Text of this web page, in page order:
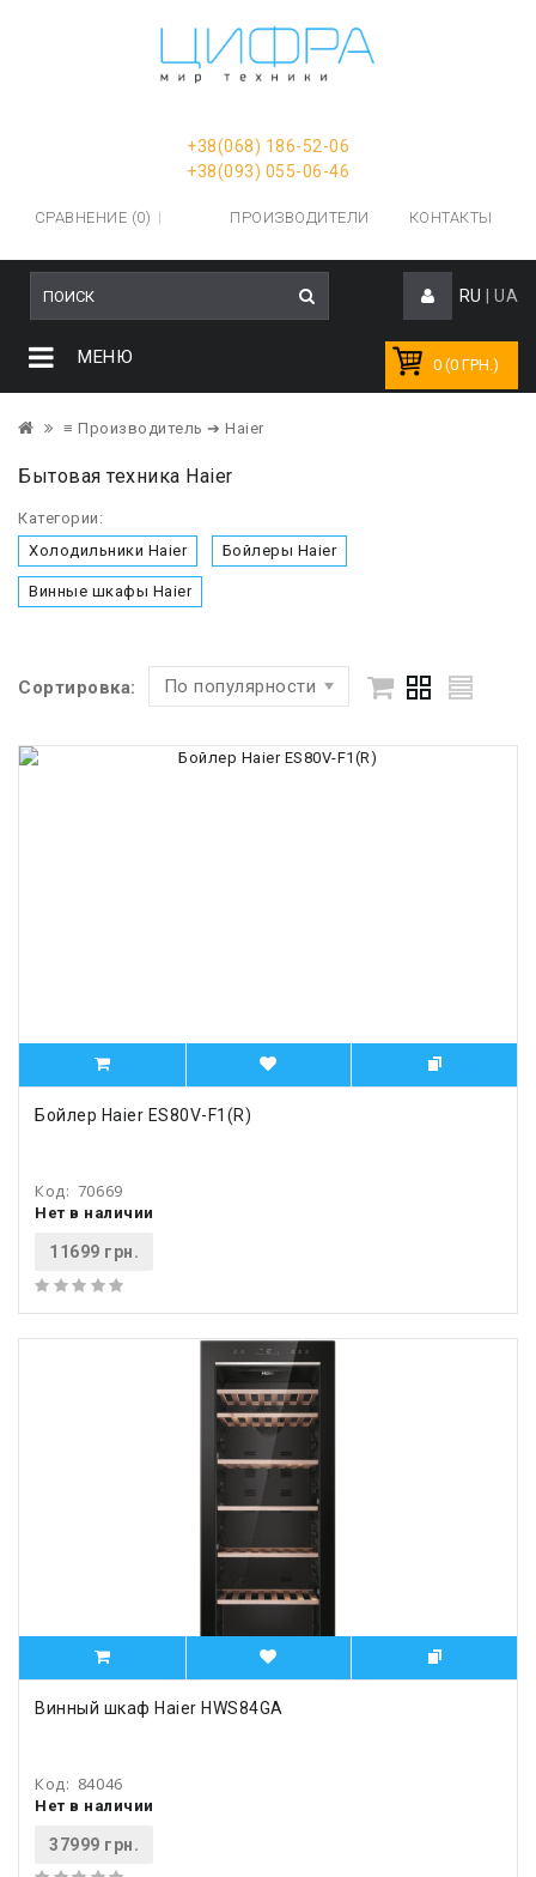
+38(068) 186-52-06
+38(093) 055-06-46
СРАВНЕНИЕ (0) ПРОИЗВОДИТЕЛИ КОНТАКТЫ
RU UA
0 (0 ГРН.)
МЕНЮ
≡ Производитель ➔ Haier
Бытовая техника Haier
Категории:
Холодильники Haier
Бойлеры Haier
Винные шкафы Haier
Сортировка: По популярности
Бойлер Haier ES80V-F1(R)
Код: 70669
Нет в наличии
11699 грн.
Винный шкаф Haier HWS84GA
Код: 84046
Нет в наличии
37999 грн.